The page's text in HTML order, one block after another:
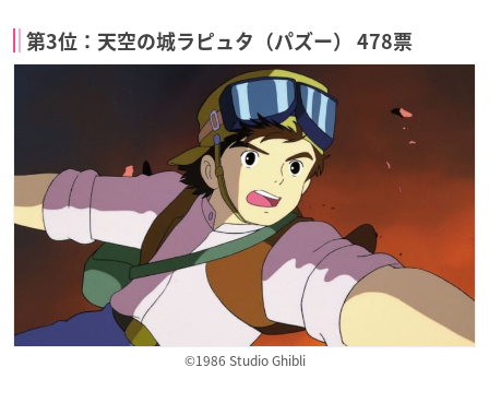
第3位：天空の城ラピュタ（パズー） 478票
©1986 Studio Ghibli